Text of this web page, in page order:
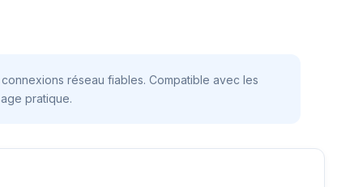
réseau fiables. Compatible avec les
pratique.